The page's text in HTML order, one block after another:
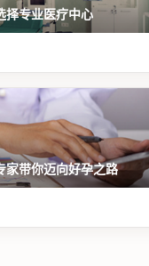
择专业医疗中心
家带你迈向好孕之路